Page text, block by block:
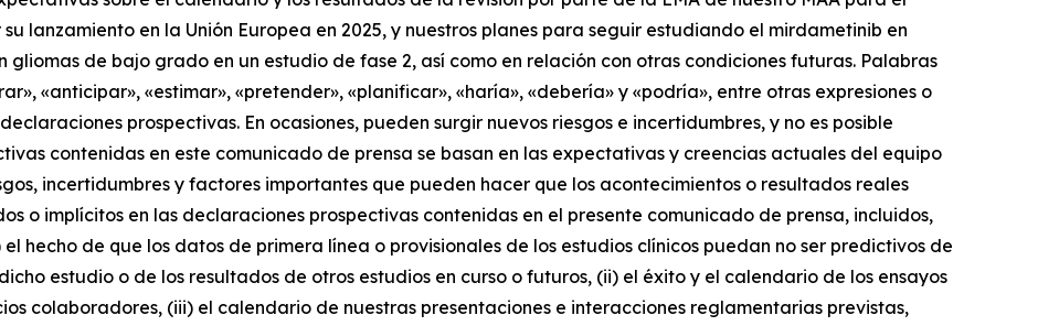
lanzamiento en la Unión Europea en 2025, y nuestros planes para seguir estudiando el mirdametinib en
de bajo grado en un estudio de fase 2, así como en relación con otras condiciones futuras. Palabras
«anticipar», «estimar», «pretender», «planificar», «haría», «debería» y «podría», entre otras expresiones o
prospectivas. En ocasiones, pueden surgir nuevos riesgos e incertidumbres, y no es posible
contenidas en este comunicado de prensa se basan en las expectativas y creencias actuales del equipo
incertidumbres y factores importantes que pueden hacer que los acontecimientos o resultados reales
o implícitos en las declaraciones prospectivas contenidas en el presente comunicado de prensa, incluidos,
hecho de que los datos de primera línea o provisionales de los estudios clínicos puedan no ser predictivos de
estudio o de los resultados de otros estudios en curso o futuros, (ii) el éxito y el calendario de los ensayos
colaboradores, (iii) el calendario de nuestras presentaciones e interacciones reglamentarias previstas,